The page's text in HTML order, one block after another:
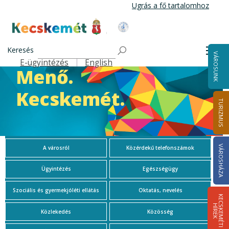
tartalomra
Ugrás a fő tartalomhoz
Kecskemét Város Honlapja
Keresés
Felső navigáció
E-ügyintézés English VÁROSUNK
TURIZMUS
VÁROSHÁZA
K
E
C
S
K
E
M
É
T
I
HÍ
R
E
K
Jövő.
Menő.
Kecskemét.
A városról Közérdekű telefonszámok
Ügyintézés Egészségügy
Szociális és gyermekjóléti ellátás Oktatás, nevelés
Közlekedés Közösség